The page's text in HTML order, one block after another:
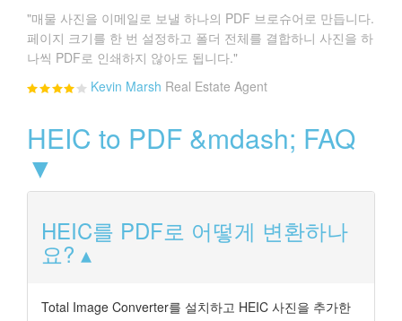
"매물 사진을 이메일로 보낼 하나의 PDF 브로슈어로 만듭니다.
페이지 크기를 한 번 설정하고 폴더 전체를 결합하니 사진을 하
나씩 PDF로 인쇄하지 않아도 됩니다."
Kevin Marsh Real Estate Agent
HEIC to PDF &mdash; FAQ
▼
HEIC를 PDF로 어떻게 변환하나
요?
Total Image Converter를 설치하고 HEIC 사진을 추가한